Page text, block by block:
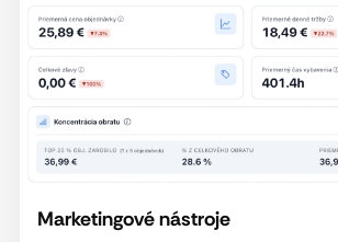
Marketingové nástroje